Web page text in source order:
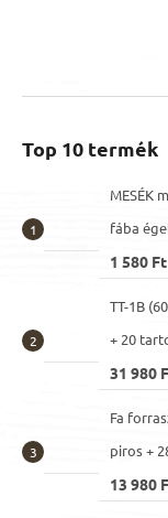
Top 10 termék
MESÉK
fába
1 580 Ft
TT-1B
+ 20
31 980
Fa
piros +
13 980